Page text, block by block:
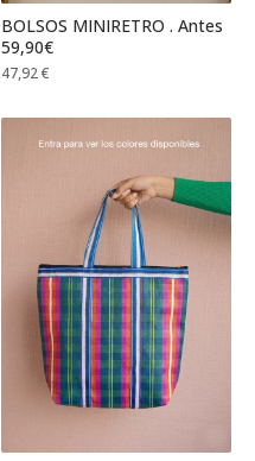
BOLSOS MINIRETRO . Antes
59,90€
47,92€